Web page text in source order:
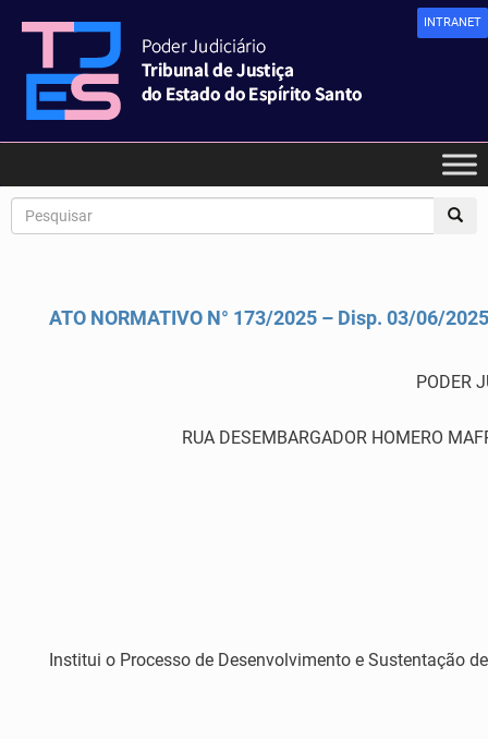
INTRANET
ATO NORMATIVO N° 173/2025 – Disp. 03/06/2025
PODER
RUA DESEMBARGADOR HOMERO
Institui o Processo de Desenvolvimento e Sustentação